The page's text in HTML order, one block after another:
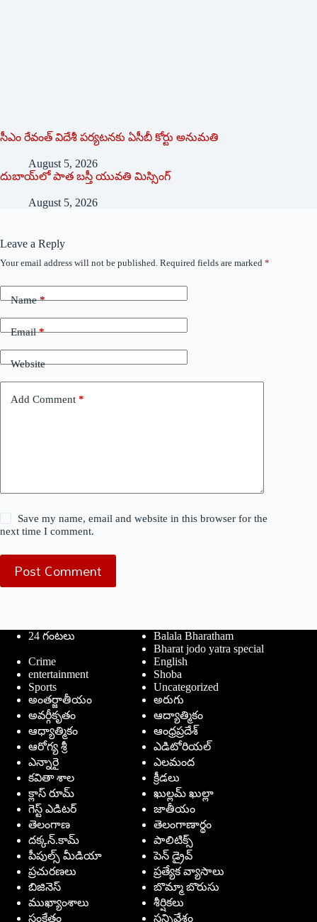
సీఎం రేవంత్ విదేశీ పర్యటనకు ఏసీబీ కోర్టు అనుమతి
August 5, 2026
దుబాయ్‌లో పాత బ‌స్తీ యువతి మిస్సింగ్
August 5, 2026
Leave a Reply
Your email address will not be published. Required fields are marked *
Name*
Email*
Website
Add Comment *
Save my name, email and website in this browser for the
next time I comment.
Post Comment
24 గంటలు
Balala Bharatham
Bharat jodo yatra special
Crime
English
entertainment
Shoba
Sports
Uncategorized
అంతర్జాతీయం
అరుగు
అవర్గీకృతం
ఆద్యాత్మికం
ఆధ్యాత్మికం
ఆంధ్రప్రదేశ్
ఆరోగ్య శ్రీ
ఎడిటోరియల్
ఎన్నారై
ఎలమంద
కవితా శాల
క్రీడలు
క్లాస్ రూమ్
ఖుల్లమ్ ఖుల్లా
గెస్ట్ ఎడిటర్
జాతీయం
తెలంగాణ
తెలంగాణార్థం
దక్కన్.కామ్
పాలిటిక్స్
పీపుల్స్ ‌మీడియా
పెన్ డ్రైవ్
ప్రచురణలు
ప్రత్యేక వ్యాసాలు
బిజినెస్
బొమ్మా బొరుసు
ముఖ్యాంశాలు
శీర్షికలు
సంకేతం
సన్నివేశం